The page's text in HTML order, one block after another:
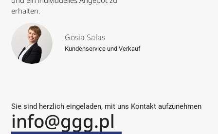
erhalten.
Gosia Salas
Kundenservice und Verkauf
Sie sind herzlich eingeladen, mit uns Kontakt aufzunehmen
info@ggg.pl